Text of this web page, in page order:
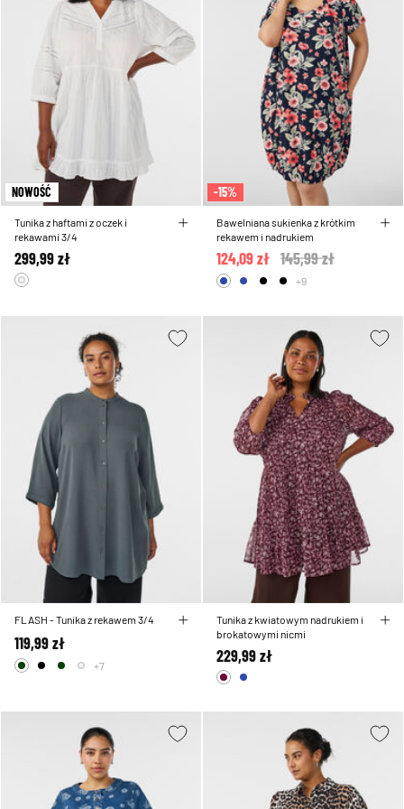
NOWOŚĆ
Tunika z haftami z oczek i
rekawami 3/4
299,99 zł
-15%
Bawelniana sukienka z krótkim
rekawem i nadrukiem
Price reduced from
145,99 zł
124,09 zł
+9
FLASH - Tunika z rekawem 3/4
119,99 zł
+7
Tunika z kwiatowym nadrukiem i
brokatowymi nicmi
229,99 zł